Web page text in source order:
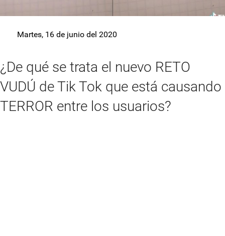
Martes, 16 de junio del 2020
¿De qué se trata el nuevo RETO
VUDÚ de Tik Tok que está causando
TERROR entre los usuarios?